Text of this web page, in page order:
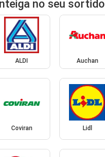
no seu sortido
ALDI Auchan
Coviran Lidl